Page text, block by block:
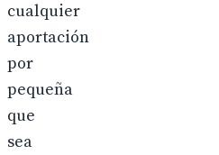
cualquier
aportación
por
pequeña
que
sea